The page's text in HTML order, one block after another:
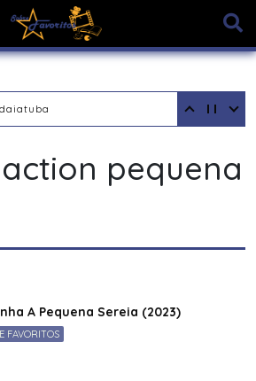
pequena
A Pequena Sereia (2023)
FAVORITOS